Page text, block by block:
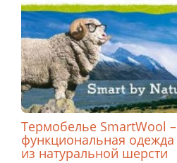
Термобелье SmartWool –
функциональная одежда
из натуральной шерсти